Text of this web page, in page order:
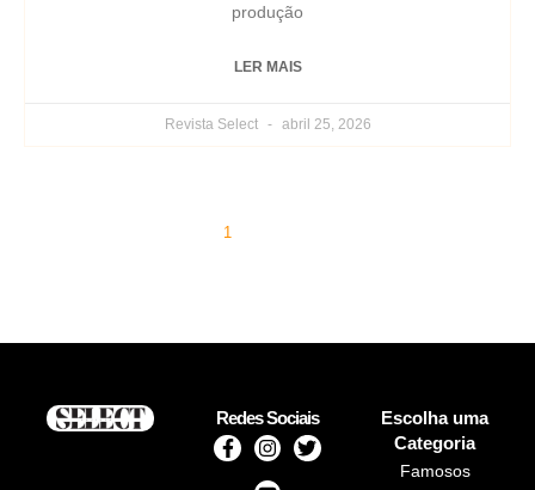
produção
LER MAIS
Revista Select abril 25, 2026
1
Redes Sociais
Escolha uma
Categoria
Famosos